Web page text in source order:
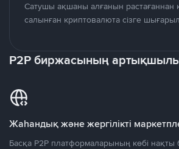
Сатушы ақшаны алғанын растағаннан
салынған криптовалюта сізге
P2P биржасының
Жаһандық және жергілікті
Басқа P2P платформаларының көбі нақты